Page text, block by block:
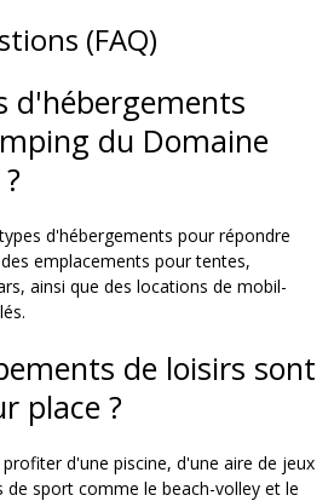
(FAQ)
d'hébergements
du Domaine
d'hébergements pour répondre
emplacements pour tentes,
ainsi que des locations de mobil-
de loisirs sont
place ?
d'une piscine, d'une aire de jeux
sport comme le beach-volley et le